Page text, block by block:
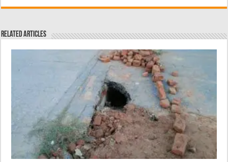
c
e
b
it
r
C
at
ai ss
n
g
er
at
A
p
p
Related Articles